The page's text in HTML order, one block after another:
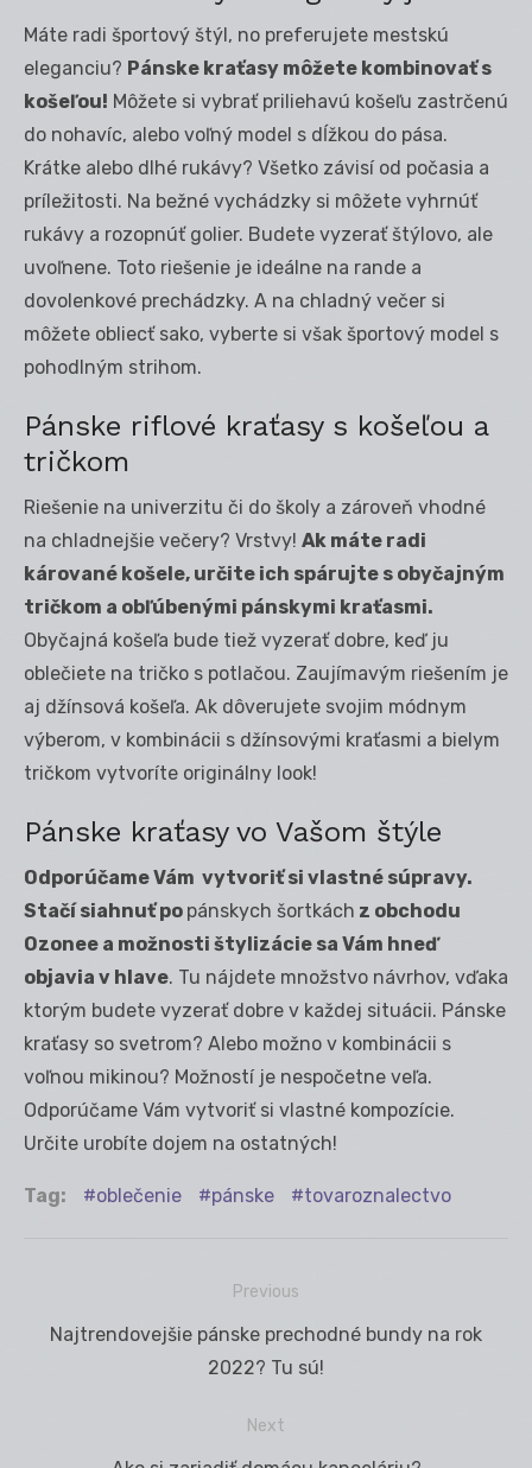
Máte radi športový štýl, no preferujete mestskú
eleganciu? Pánske kraťasy môžete kombinovať s
košeľou! Môžete si vybrať priliehavú košeľu zastrčenú
do nohavíc, alebo voľný model s dĺžkou do pása.
Krátke alebo dlhé rukávy? Všetko závisí od počasia a
príležitosti. Na bežné vychádzky si môžete vyhrnúť
rukávy a rozopnúť golier. Budete vyzerať štýlovo, ale
uvoľnene. Toto riešenie je ideálne na rande a
dovolenkové prechádzky. A na chladný večer si
môžete obliecť sako, vyberte si však športový model s
pohodlným strihom.
Pánske riflové kraťasy s košeľou a
tričkom
Riešenie na univerzitu či do školy a zároveň vhodné
na chladnejšie večery? Vrstvy! Ak máte radi
kárované košele, určite ich spárujte s obyčajným
tričkom a obľúbenými pánskymi kraťasmi.
Obyčajná košeľa bude tiež vyzerať dobre, keď ju
oblečiete na tričko s potlačou. Zaujímavým riešením je
aj džínsová košeľa. Ak dôverujete svojim módnym
výberom, v kombinácii s džínsovými kraťasmi a bielym
tričkom vytvoríte originálny look!
Pánske kraťasy vo Vašom štýle
Odporúčame Vám vytvoriť si vlastné súpravy.
Stačí siahnuťpo pánskych šortkách z obchodu
Ozonee a možnosti štylizácie sa Vám hneď
objavia v hlave. Tu nájdete množstvo návrhov, vďaka
ktorým budete vyzerať dobre v každej situácii. Pánske
kraťasy so svetrom? Alebo možno v kombinácii s
voľnou mikinou? Možností je nespočetne veľa.
Odporúčame Vám vytvoriť si vlastné kompozície.
Určite urobíte dojem na ostatných!
Tag: oblečenie pánske tovaroznalectvo
Previous
Previous
Najtrendovejšie pánske prechodné bundy na rok
2022? Tu sú!
Next